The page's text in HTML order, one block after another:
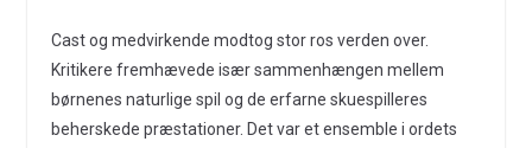
Cast og medvirkende modtog stor ros verden over.
Kritikere fremhævede især sammenhængen mellem
børnenes naturlige spil og de erfarne skuespilleres
beherskede præstationer. Det var et ensemble i ordets